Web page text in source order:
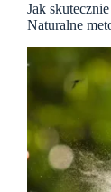
Jak
Naturalne